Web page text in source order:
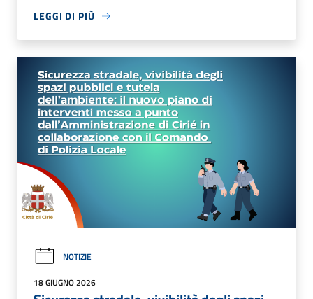
LEGGI DI PIÙ
NOTIZIE
18 GIUGNO 2026